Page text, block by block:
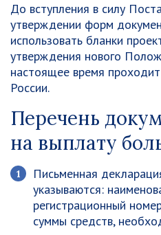
До вступления в силу
утверждении форм
использовать бланки
утверждения нового
настоящее время
России.
Перечень
на выплату
Письменная
указываются:
регистрационный
суммы средств,